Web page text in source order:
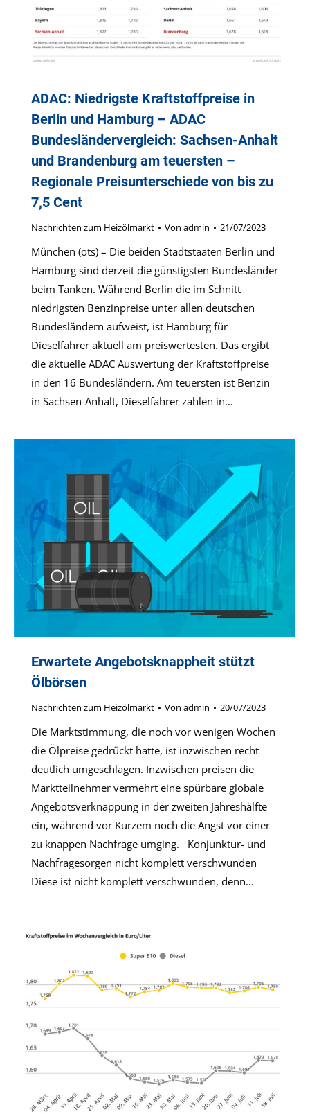
ADAC: Niedrigste Kraftstoffpreise in
Berlin und Hamburg – ADAC
Bundesländervergleich: Sachsen-Anhalt
und Brandenburg am teuersten –
Regionale Preisunterschiede von bis zu
7,5 Cent
Nachrichten zum Heizölmarkt Von admin 21/07/2023
München (ots) – Die beiden Stadtstaaten Berlin und
Hamburg sind derzeit die günstigsten Bundesländer
beim Tanken. Während Berlin die im Schnitt
niedrigsten Benzinpreise unter allen deutschen
Bundesländern aufweist, ist Hamburg für
Dieselfahrer aktuell am preiswertesten. Das ergibt
die aktuelle ADAC Auswertung der Kraftstoffpreise
in den 16 Bundesländern. Am teuersten ist Benzin
in Sachsen-Anhalt, Dieselfahrer zahlen in…
Erwartete Angebotsknappheit stützt
Ölbörsen
Nachrichten zum Heizölmarkt Von admin 20/07/2023
Die Marktstimmung, die noch vor wenigen Wochen
die Ölpreise gedrückt hatte, ist inzwischen recht
deutlich umgeschlagen. Inzwischen preisen die
Marktteilnehmer vermehrt eine spürbare globale
Angebotsverknappung in der zweiten Jahreshälfte
ein, während vor Kurzem noch die Angst vor einer
zu knappen Nachfrage umging. Konjunktur- und
Nachfragesorgen nicht komplett verschwunden
Diese ist nicht komplett verschwunden, denn…